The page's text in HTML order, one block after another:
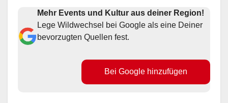
Mehr Events und Kultur aus deiner Region!
Lege Wildwechsel bei Google als eine Deiner
bevorzugten Quellen fest.
Bei Google hinzufügen